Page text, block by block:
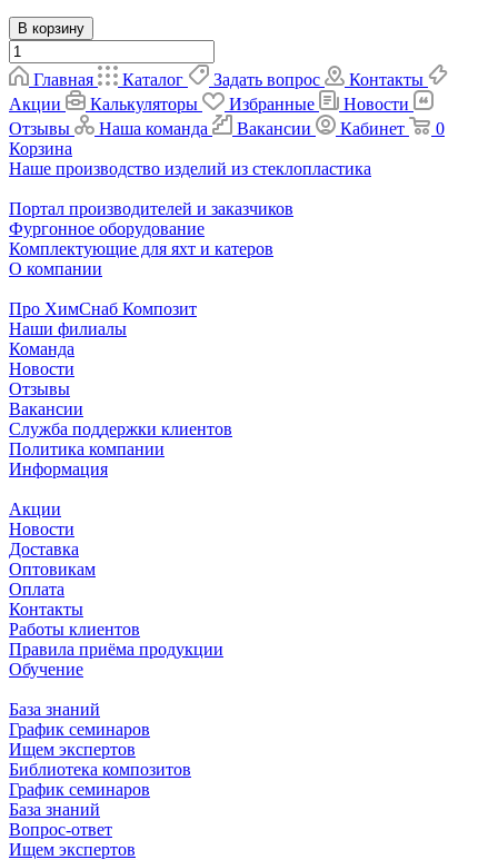
В корзину
Главная Каталог Задать вопрос
Контакты
Акции
Калькуляторы Избранные
Новости
Отзывы
Наша команда Вакансии Кабинет
0
Корзина
Наше производство изделий из стеклопластика
Портал производителей и заказчиков
Фургонное оборудование
Комплектующие для яхт и катеров
О компании
Про ХимСнаб Композит
Наши филиалы
Команда
Новости
Отзывы
Вакансии
Служба поддержки клиентов
Политика компании
Информация
Акции
Новости
Доставка
Оптовикам
Оплата
Контакты
Работы клиентов
Правила приёма продукции
Обучение
База знаний
График семинаров
Ищем экспертов
Библиотека композитов
График семинаров
База знаний
Вопрос-ответ
Ищем экспертов